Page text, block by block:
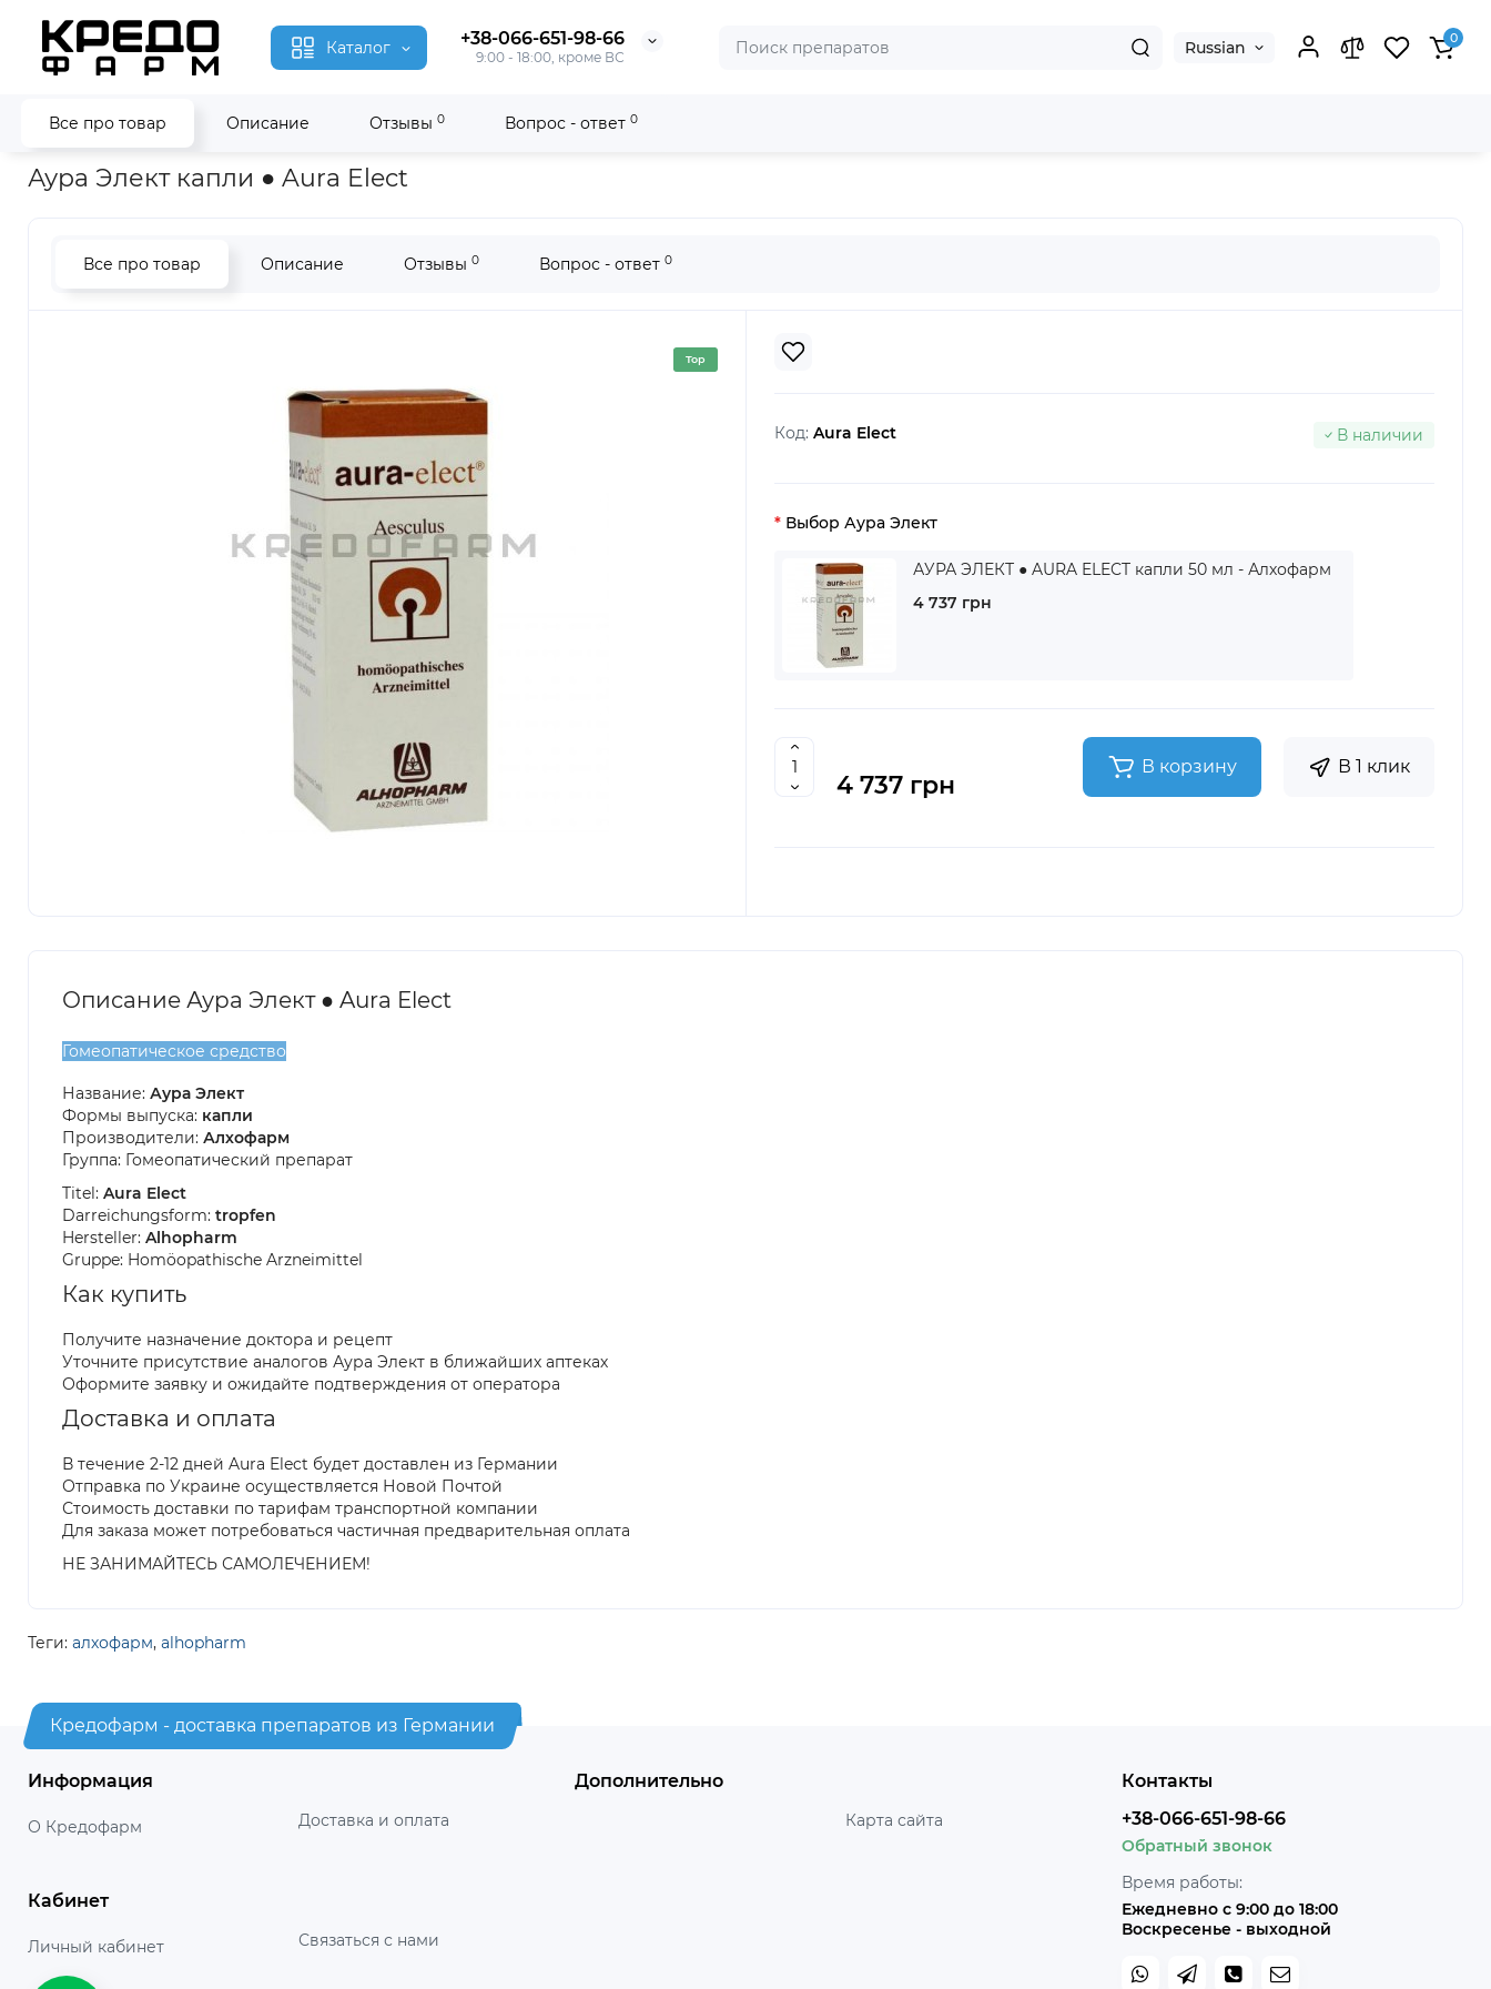
Каталог +38-066-651-98-66
9:00 - 18:00, кроме ВС Russian 0
Все про товар Описание Отзывы 0 Вопрос - ответ 0
Главная Гомеопатия Аура Элект ● Aura Elect
Аура Элект капли ● Aura Elect
Все про товар Описание Отзывы 0 Вопрос - ответ 0
Top
Код: Aura Elect В наличии
Выбор Аура Элект
АУРА ЭЛЕКТ ● AURA ELECT капли 50 мл - Алхофарм
4 737 грн
4 737 грн
В корзину В 1 клик
Описание Аура Элект ● Aura Elect
Гомеопатическое средство
Название: Аура Элект
Формы выпуска: капли
Производители: Алхофарм
Группа: Гомеопатический препарат
Titel: Aura Elect
Darreichungsform: tropfen
Hersteller: Alhopharm
Gruppe: Homöopathische Arzneimittel
Как купить
Получите назначение доктора и рецепт
Уточните присутствие аналогов Аура Элект в ближайших аптеках
Оформите заявку и ожидайте подтверждения от оператора
Доставка и оплата
В течение 2-12 дней Aura Elect будет доставлен из Германии
Отправка по Украине осуществляется Новой Почтой
Стоимость доставки по тарифам транспортной компании
Для заказа может потребоваться частичная предварительная оплата
НЕ ЗАНИМАЙТЕСЬ САМОЛЕЧЕНИЕМ!
Теги: алхофарм, alhopharm
Кредофарм - доставка препаратов из Германии
Информация
О Кредофарм Доставка и оплата
Дополнительно
Карта сайта
Кабинет
Личный кабинет Связаться с нами
Контакты
+38-066-651-98-66
Обратный звонок
Время работы:
Ежедневно с 9:00 до 18:00
Воскресенье - выходной